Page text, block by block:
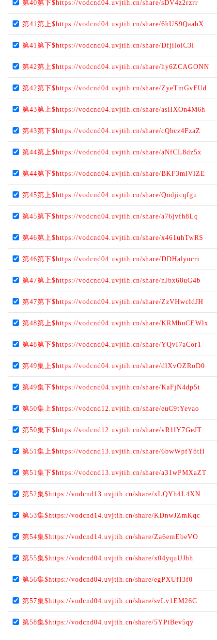
第40第下$https://vodcnd04.uvjtih.cn/share/sDV4z2rzrr
第41第上$https://vodcnd04.uvjtih.cn/share/6hUS9QaahX
第41第下$https://vodcnd04.uvjtih.cn/share/DfjiloiC3l
第42第上$https://vodcnd04.uvjtih.cn/share/hy6ZCAGONN
第42第下$https://vodcnd04.uvjtih.cn/share/ZyeTmGvFUd
第43第上$https://vodcnd04.uvjtih.cn/share/asHXOn4M6h
第43第下$https://vodcnd04.uvjtih.cn/share/cQbcz4FzaZ
第44第上$https://vodcnd04.uvjtih.cn/share/aNfCL8dz5x
第44第下$https://vodcnd04.uvjtih.cn/share/BKF3mlVlZE
第45第上$https://vodcnd04.uvjtih.cn/share/Qodjicqfgu
第45第下$https://vodcnd04.uvjtih.cn/share/a76jvfh8Lq
第46第上$https://vodcnd04.uvjtih.cn/share/x461uhTwRS
第46第下$https://vodcnd04.uvjtih.cn/share/DDHalyucri
第47第上$https://vodcnd04.uvjtih.cn/share/nJbx68uG4b
第47第下$https://vodcnd04.uvjtih.cn/share/ZzVHwcldJH
第48第上$https://vodcnd04.uvjtih.cn/share/KRMbuCEWlx
第48第下$https://vodcnd04.uvjtih.cn/share/YQvI7aCor1
第49集上$https://vodcnd04.uvjtih.cn/share/dlXvOZRoD0
第49集下$https://vodcnd04.uvjtih.cn/share/KaFjN4dp5t
第50集上$https://vodcnd12.uvjtih.cn/share/euC9tYevao
第50集下$https://vodcnd12.uvjtih.cn/share/vR1lY7GeJT
第51集上$https://vodcnd13.uvjtih.cn/share/6bwWpfY8tH
第51集下$https://vodcnd13.uvjtih.cn/share/a31wPMXaZT
第52集$https://vodcnd13.uvjtih.cn/share/xLQYh4L4XN
第53集$https://vodcnd14.uvjtih.cn/share/KDnwJZmKqc
第54集$https://vodcnd14.uvjtih.cn/share/Za6emEbeVO
第55集$https://vodcnd04.uvjtih.cn/share/x04yquUJbh
第56集$https://vodcnd04.uvjtih.cn/share/egPXUfI3f0
第57集$https://vodcnd04.uvjtih.cn/share/svLv1EM26C
第58集$https://vodcnd04.uvjtih.cn/share/5YPiBev5qy